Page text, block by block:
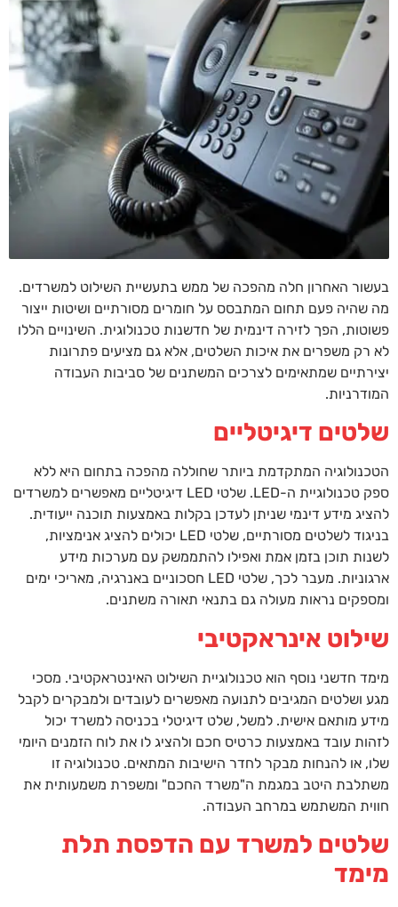
בעשור האחרון חלה מהפכה של ממש בתעשיית השילוט למשרדים.
מה שהיה פעם תחום המתבסס על חומרים מסורתיים ושיטות ייצור
פשוטות, הפך לזירה דינמית של חדשנות טכנולוגית. השינויים הללו
לא רק משפרים את איכות השלטים, אלא גם מציעים פתרונות
יצירתיים שמתאימים לצרכים המשתנים של סביבות העבודה
המודרניות.
שלטים דיגיטליים
הטכנולוגיה המתקדמת ביותר שחוללה מהפכה בתחום היא ללא
ספק טכנולוגיית ה-LED. שלטי LED דיגיטליים מאפשרים למשרדים
להציג מידע דינמי שניתן לעדכן בקלות באמצעות תוכנה ייעודית.
בניגוד לשלטים מסורתיים, שלטי LED יכולים להציג אנימציות,
לשנות תוכן בזמן אמת ואפילו להתממשק עם מערכות מידע
ארגוניות. מעבר לכך, שלטי LED חסכוניים באנרגיה, מאריכי ימים
ומספקים נראות מעולה גם בתנאי תאורה משתנים.
שילוט אינראקטיבי
מימד חדשני נוסף הוא טכנולוגיית השילוט האינטראקטיבי. מסכי
מגע ושלטים המגיבים לתנועה מאפשרים לעובדים ולמבקרים לקבל
מידע מותאם אישית. למשל, שלט דיגיטלי בכניסה למשרד יכול
לזהות עובד באמצעות כרטיס חכם ולהציג לו את לוח הזמנים היומי
שלו, או להנחות מבקר לחדר הישיבות המתאים. טכנולוגיה זו
משתלבת היטב במגמת ה"משרד החכם" ומשפרת משמעותית את
חווית המשתמש במרחב העבודה.
שלטים למשרד עם הדפסת תלת
מימד